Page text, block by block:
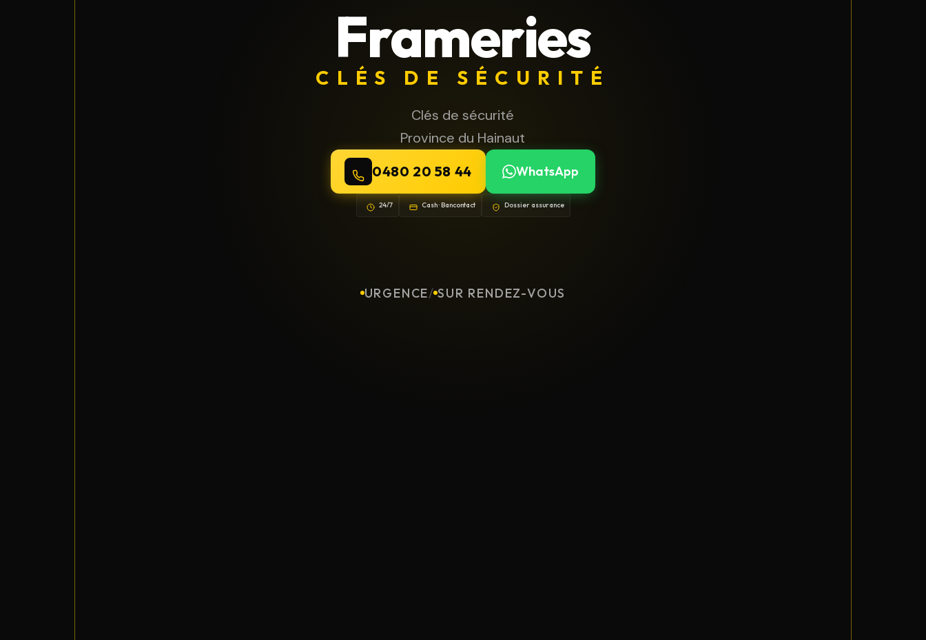
Frameries
CLÉS DE SÉCURITÉ
Clés de sécurité
Province du Hainaut
0480 20 58 44 WhatsApp
24/7 Cash · Bancontact Dossier assurance
URGENCE/ SUR RENDEZ-VOUS